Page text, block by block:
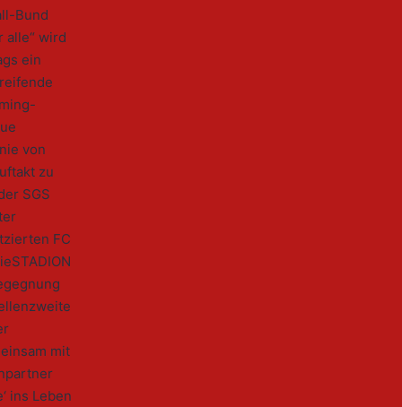
Bund
alle“ wird
ein
von
zu
SGS
FC
mit
ins Leben